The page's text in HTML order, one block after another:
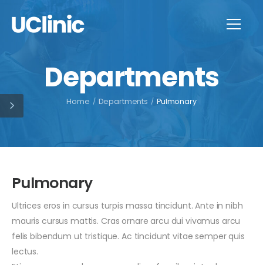
Departments
Home / Departments / Pulmonary
Pulmonary
Ultrices eros in cursus turpis massa tincidunt. Ante in nibh
mauris cursus mattis. Cras ornare arcu dui vivamus arcu
felis bibendum ut tristique. Ac tincidunt vitae semper quis
lectus.